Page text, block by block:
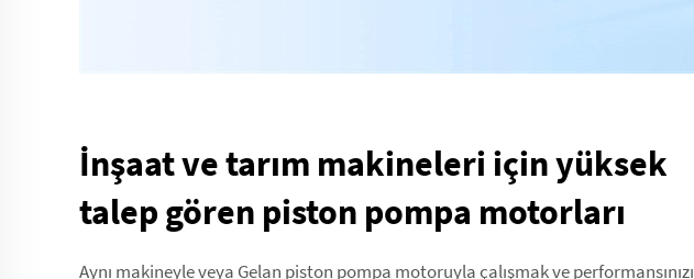
İnşaat ve tarım makineleri için yüksek
talep gören piston pompa motorları
Aynı makineyle veya Gelan piston pompa motoruyla çalışmak ve performansınızı